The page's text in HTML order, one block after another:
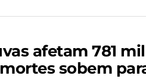
afetam 781
mortes sobem